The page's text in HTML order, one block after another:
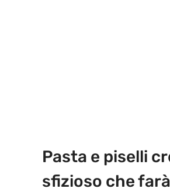
Pasta e piselli
sfizioso che